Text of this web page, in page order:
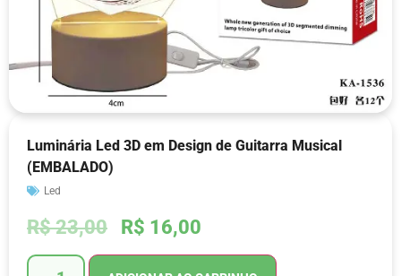
Luminária Led 3D em Design de Guitarra Musical
(EMBALADO)
Led
R$23,00 R$ 16,00